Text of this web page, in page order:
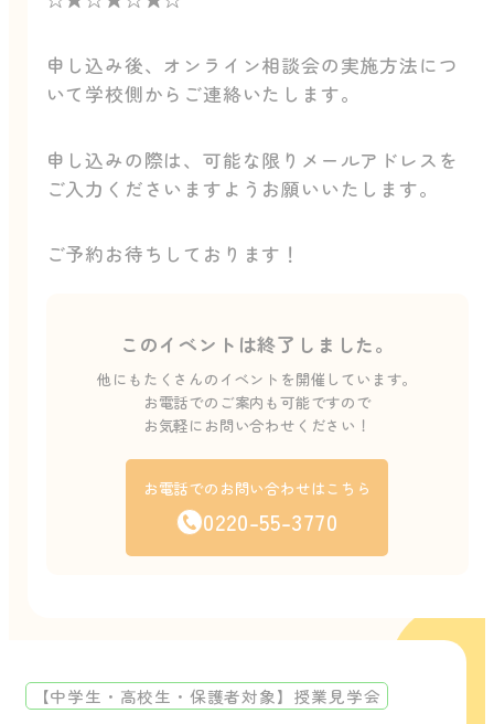
申し込み後、オンライン相談会の実施方法につ
いて学校側からご連絡いたします。
申し込みの際は、可能な限りメールアドレスを
ご入力くださいますようお願いいたします。
ご予約お待ちしております！
このイベントは終了しました。
他にもたくさんのイベントを開催しています。
お電話でのご案内も可能ですので
お気軽にお問い合わせください！
お電話でのお問い合わせはこちら
0220-55-3770
【中学生・高校生・保護者対象】授業見学会